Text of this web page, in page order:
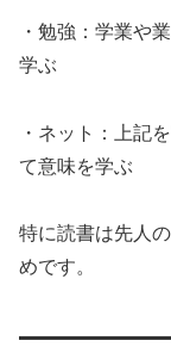
・勉強：学業や
学ぶ
・ネット：上記
て意味を学ぶ
特に読書は先人
めです。